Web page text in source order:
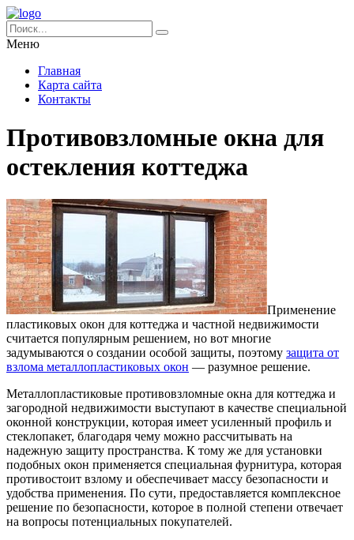
Меню
Главная
Карта сайта
Контакты
Противовзломные окна для
остекления коттеджа
Применение
пластиковых окон для коттеджа и частной недвижимости
считается популярным решением, но вот многие
задумываются о создании особой защиты, поэтому защита от
взлома металлопластиковых окон — разумное решение.
Металлопластиковые противовзломные окна для коттеджа и
загородной недвижимости выступают в качестве специальной
оконной конструкции, которая имеет усиленный профиль и
стеклопакет, благодаря чему можно рассчитывать на
надежную защиту пространства. К тому же для установки
подобных окон применяется специальная фурнитура, которая
противостоит взлому и обеспечивает массу безопасности и
удобства применения. По сути, предоставляется комплексное
решение по безопасности, которое в полной степени отвечает
на вопросы потенциальных покупателей.